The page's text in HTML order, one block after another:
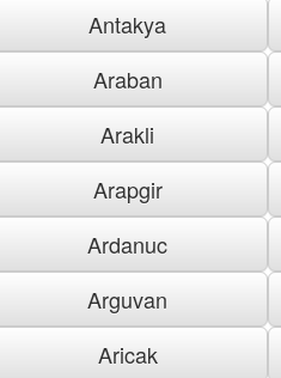
Antakya
Araban
Arakli
Arapgir
Ardanuc
Arguvan
Aricak